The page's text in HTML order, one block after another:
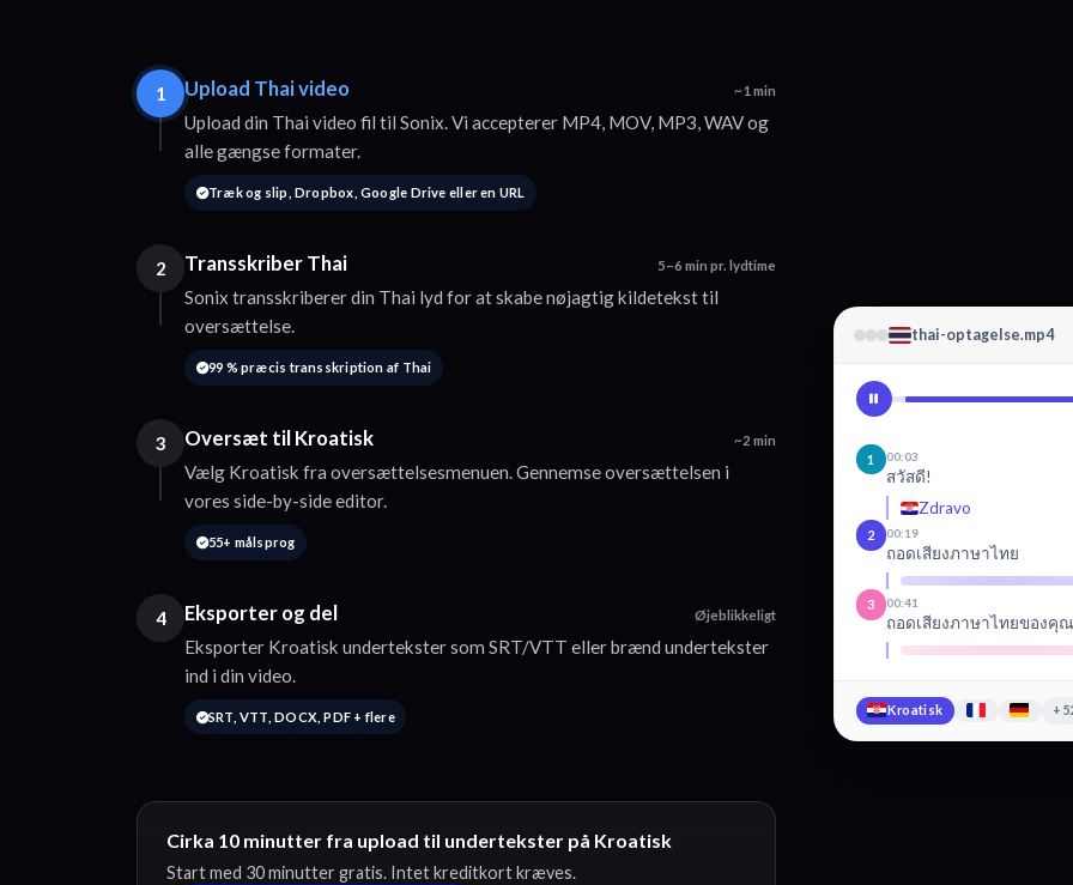
1 Upload Thai video ~1 min
Upload din Thai video fil til Sonix. Vi accepterer MP4, MOV, MP3, WAV og
alle gængse formater.
Træk og slip, Dropbox, Google Drive eller en URL
2 Transskriber Thai 5–6 min pr. lydtime
Sonix transskriberer din Thai lyd for at skabe nøjagtig kildetekst til
oversættelse.
99 % præcis transskription af Thai
3 Oversæt til Kroatisk ~2 min
Vælg Kroatisk fra oversættelsesmenuen. Gennemse oversættelsen i
vores side-by-side editor.
55+ målsprog
4 Eksporter og del Øjeblikkeligt
Eksporter Kroatisk undertekster som SRT/VTT eller brænd undertekster
ind i din video.
SRT, VTT, DOCX, PDF + flere
Cirka 10 minutter fra upload til undertekster på Kroatisk
Start med 30 minutter gratis. Intet kreditkort kræves.
thai-optagelse.mp4
1 00:03
สวัสดี!
Zdravo
2 00:19
ถอดเสียงภาษาไทย
3 00:41
ถอดเสียงภาษาไทยของคุ
Kroatisk